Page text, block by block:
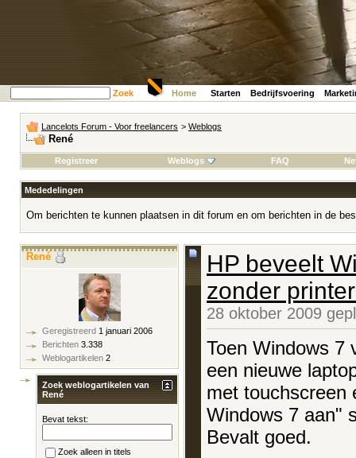
Zoek Home Starten Bedrijfsvoering
Lancelots Forum - Voor freelancers > Weblogs
René
Registreer Weblogs FAQ
Mededelingen
Om berichten te kunnen plaatsen in dit forum en om berichten in de
HP beveelt
zonder
28 oktober 2009
Toen Windows 7
een nieuwe
met touchscreen
Windows 7 aan"
Bevalt goed.
René
Geregistreerd 1 januari 2006
Berichten 3.338
Weblogartikelen 2
Zoek weblogartikelen van
René
Bevat tekst:
Zoek alleen in titels